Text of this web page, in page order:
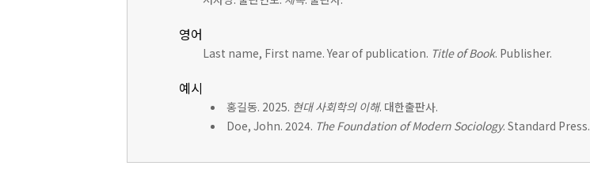
영어
Last name, First name. Year of publication. Title of Book. Publisher.
예시
홍길동. 2025. 현대 사회학의 이해. 대한출판사.
Doe, John. 2024. The Foundation of Modern Sociology. Standard Press.